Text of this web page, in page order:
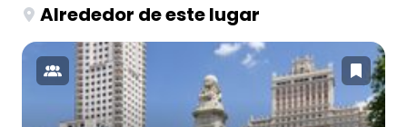
Alrededor de este lugar